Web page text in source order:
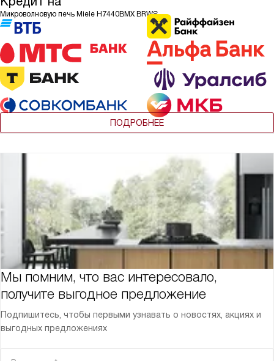
Микроволновую печь Miele H7440BMX BRWS
ПОДРОБНЕЕ
Мы помним, что вас интересовало,
получите выгодное предложение
Подпишитесь, чтобы первыми узнавать о новостях, акциях и
выгодных предложениях